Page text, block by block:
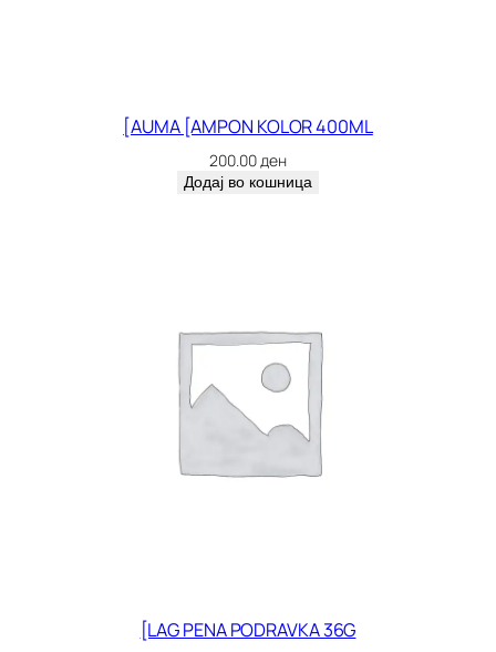
[AUMA [AMPON KOLOR 400ML
200.00ден
Додај во кошница
[LAG PENA PODRAVKA 36G